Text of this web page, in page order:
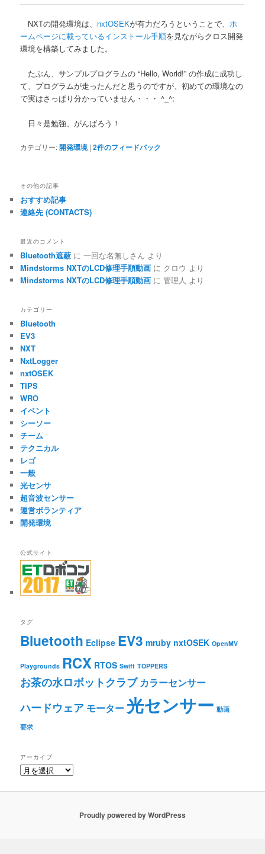
NXTの開発環境は、 nxtOSEKが有力だろうということで、ホ
ームページに載っているインストール手順を見ながらクロス開発
環境を構築してみました。
たぶん、サンプルプログラムの “Hello, World!” の作成に成功し
て、プログラムが走ったんだと思うのですが、初めての環境なの
で実はさっぱり分かっていません・・・ ^_^;
日々是勉強、がんばろう！
カテゴリー:開発環境 |2件のフィードバック
その他の記事
おすすめ記事
連絡先 (CONTACTS)
最近のコメント
Bluetooth遮蔽 に一回な名無しさん より
Mindstorms NXTのLCD修理手順動画 に クロウ より
Mindstorms NXTのLCD修理手順動画 に管理人 より
カテゴリー
Bluetooth
EV3
NXT
NxtLogger
nxtOSEK
TIPS
WRO
イベント
シーソー
チーム
テクニカル
レゴ
一般
光センサ
超音波センサー
運営ボランティア
開発環境
公式サイト
タグ
Bluetooth Eclipse EV3 mruby nxtOSEK OpenMV
Playgrounds RCX RTOS Swift TOPPERS
お茶の水ロボットクラブ カラーセンサー
ハードウェア モーター 光センサー 動画
要求
アーカイブ
ア
カ
Proudly powered by WordPress